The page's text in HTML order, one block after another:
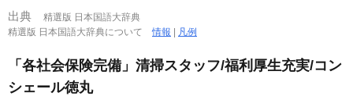
出典
精選版 日本国語大辞典
精選版 日本国語大辞典について情報 | 凡例
「各社会保険完備」清掃スタッフ/福利厚生充実/コン
シェール徳丸